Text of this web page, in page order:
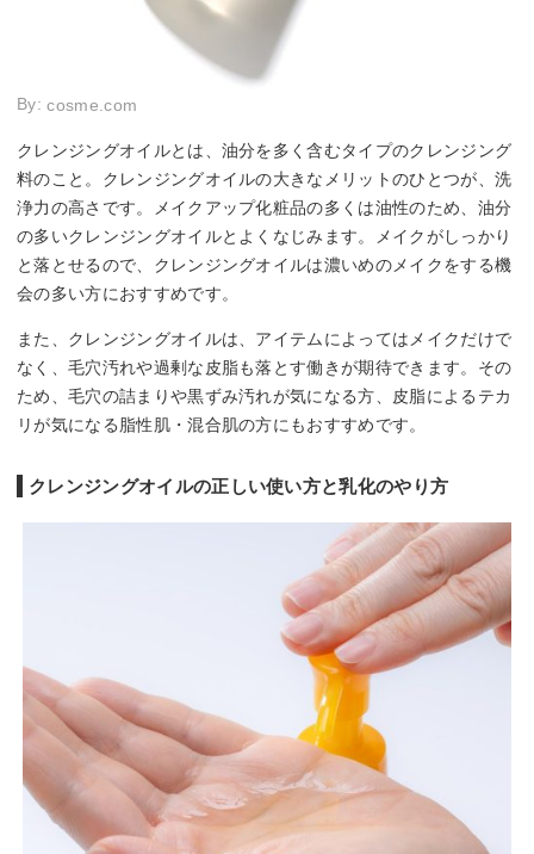
By:cosme.com
クレンジングオイルとは、油分を多く含むタイプのクレンジング
料のこと。クレンジングオイルの大きなメリットのひとつが、洗
浄力の高さです。メイクアップ化粧品の多くは油性のため、油分
の多いクレンジングオイルとよくなじみます。メイクがしっかり
と落とせるので、クレンジングオイルは濃いめのメイクをする機
会の多い方におすすめです。
また、クレンジングオイルは、アイテムによってはメイクだけで
なく、毛穴汚れや過剰な皮脂も落とす働きが期待できます。その
ため、毛穴の詰まりや黒ずみ汚れが気になる方、皮脂によるテカ
リが気になる脂性肌・混合肌の方にもおすすめです。
クレンジングオイルの正しい使い方と乳化のやり方